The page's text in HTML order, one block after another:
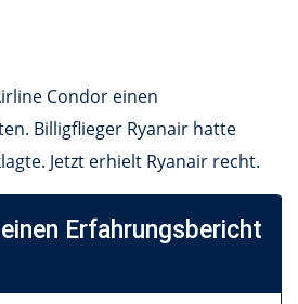
Condor einen
Billigflieger Ryanair hatte
Jetzt erhielt Ryanair recht.
Erfahrungsbericht